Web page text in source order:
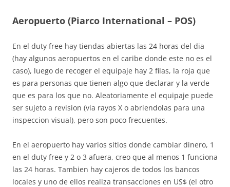
Aeropuerto (Piarco International – POS)
En el duty free hay tiendas abiertas las 24 horas del dia
(hay algunos aeropuertos en el caribe donde este no es el
caso), luego de recoger el equipaje hay 2 filas, la roja que
es para personas que tienen algo que declarar y la verde
que es para los que no. Aleatoriamente el equipaje puede
ser sujeto a revision (via rayos X o abriendolas para una
inspeccion visual), pero son poco frecuentes.
En el aeropuerto hay varios sitios donde cambiar dinero, 1
en el duty free y 2 o 3 afuera, creo que al menos 1 funciona
las 24 horas. Tambien hay cajeros de todos los bancos
locales y uno de ellos realiza transacciones en US$ (el otro